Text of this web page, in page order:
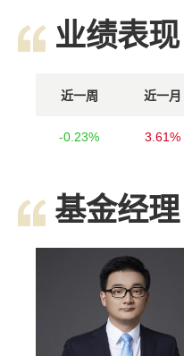
业绩表现
近一周 近一月
-0.23% 3.61%
基金经理